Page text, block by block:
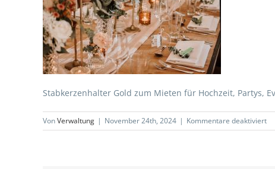
Stabkerzenhalter Gold zum Mieten für Hochzeit, Partys,
VonVerwaltung | November 24th, 2024 | Kommentare deaktiviertfür